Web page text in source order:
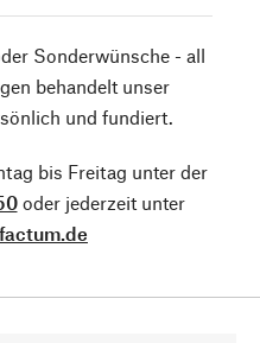
Sonderwünsche - all
behandelt unser
und fundiert.
bis Freitag unter der
oder jederzeit unter